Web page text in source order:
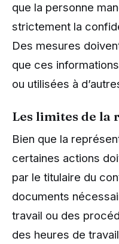
que la personne
strictement la
Des mesures
que ces
ou utilisées à
Les limites de la
Bien que la
certaines actions
par le titulaire du
documents
travail ou des
des heures de